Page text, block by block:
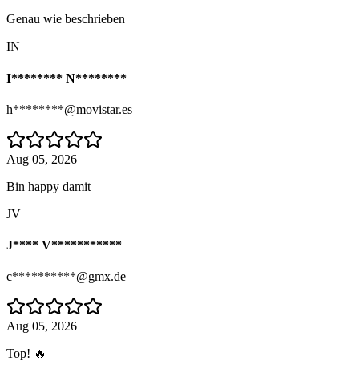
Genau wie beschrieben
IN
I******** N********
h********@movistar.es
Aug 05, 2026
Bin happy damit
JV
J**** V***********
c**********@gmx.de
Aug 05, 2026
Top! 🔥